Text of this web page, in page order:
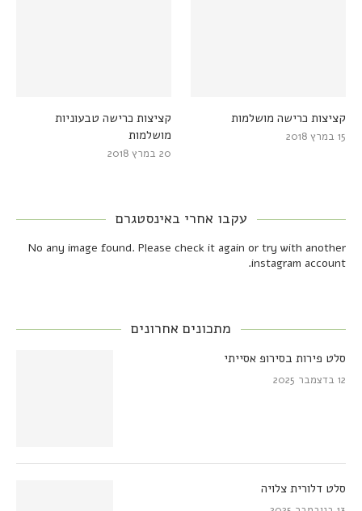
קציצות כרישה טבעוניות
מושלמות
20 במרץ 2018
קציצות כרישה מושלמות
15 במרץ 2018
עקבו אחרי באינסטגרם
No any image found. Please check it again or try with another
instagram account.
מתכונים אחרונים
סלט פירות בסירופ אסייתי
12 בדצמבר 2025
סלט דלורית צלויה